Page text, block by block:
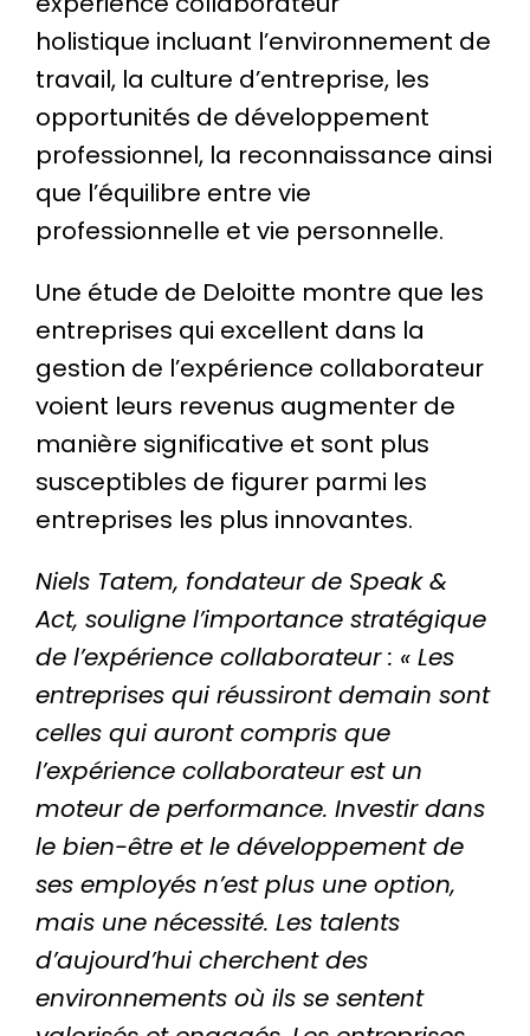
holistique incluant l’environnement de
travail, la culture d’entreprise, les
opportunités de développement
professionnel, la reconnaissance ainsi
que l’équilibre entre vie
professionnelle et vie personnelle.
Une étude de Deloitte montre que les
entreprises qui excellent dans la
gestion de l’expérience collaborateur
voient leurs revenus augmenter de
manière significative et sont plus
susceptibles de figurer parmi les
entreprises les plus innovantes.
Niels Tatem, fondateur de Speak &
Act, souligne l’importance stratégique
de l’expérience collaborateur : « Les
entreprises qui réussiront demain sont
celles qui auront compris que
l’expérience collaborateur est un
moteur de performance. Investir dans
le bien-être et le développement de
ses employés n’est plus une option,
mais une nécessité. Les talents
d’aujourd’hui cherchent des
environnements où ils se sentent